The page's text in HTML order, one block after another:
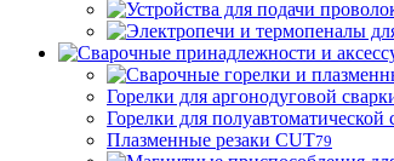
Горелки для аргонодуговой
Горелки для полуавтоматической
Плазменные резаки CUT79